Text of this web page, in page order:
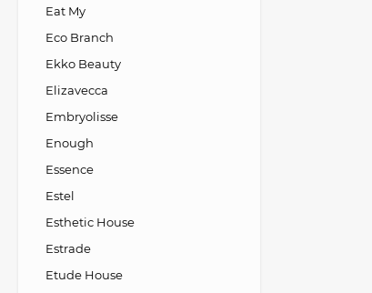
Eat My
Eco Branch
Ekko Beauty
Elizavecca
Embryolisse
Enough
Essence
Estel
Esthetic House
Estrade
Etude House